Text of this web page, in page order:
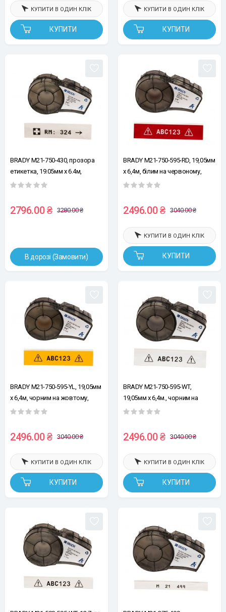
КУПИТИ
КУПИТИ В ОДИН КЛІК
КУПИТИ
КУПИТИ В ОДИН КЛІК
BRADY M21-750-430, прозора
етикетка, 19.05мм х 6.4м,
чорним на прозорому, стрічка
2796.00 ₴ 3280.00 ₴
В дорозі (Замовити)
BRADY M21-750-595-RD, 19,05мм
х 6,4м, білим на червоному,
вініл, стрічка для принтерів
2496.00 ₴ 3040.00 ₴
КУПИТИ
КУПИТИ В ОДИН КЛІК
BRADY M21-750-595-YL, 19,05мм
х 6,4м, чорним на жовтому,
вініл, стрічка для принтерів
2496.00 ₴ 3040.00 ₴
КУПИТИ
КУПИТИ В ОДИН КЛІК
BRADY M21-750-595-WT,
19,05мм х 6,4м., чорним на
білому, вініл, стрічка для
2496.00 ₴ 3040.00 ₴
КУПИТИ
КУПИТИ В ОДИН КЛІК